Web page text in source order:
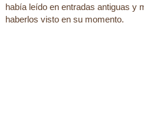
había leído en entradas antiguas y
haberlos visto en su momento.